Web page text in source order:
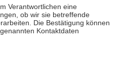
Verantwortlichen eine
ob wir sie betreffende
Die Bestätigung können
Kontaktdaten